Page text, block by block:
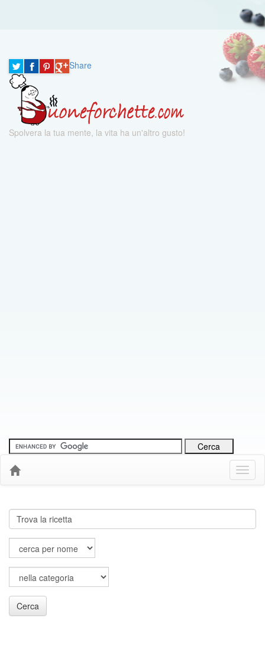
Share
Spolvera la tua mente, la vita ha un'altro gusto!
Menu
Down
Cerca
Cerca